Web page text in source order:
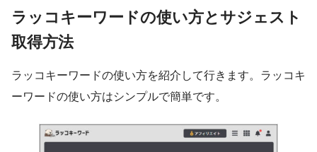
ラッコキーワードの使い方とサジェスト
取得方法
ラッコキーワードの使い方を紹介して行きます。ラッコキ
ーワードの使い方はシンプルで簡単です。